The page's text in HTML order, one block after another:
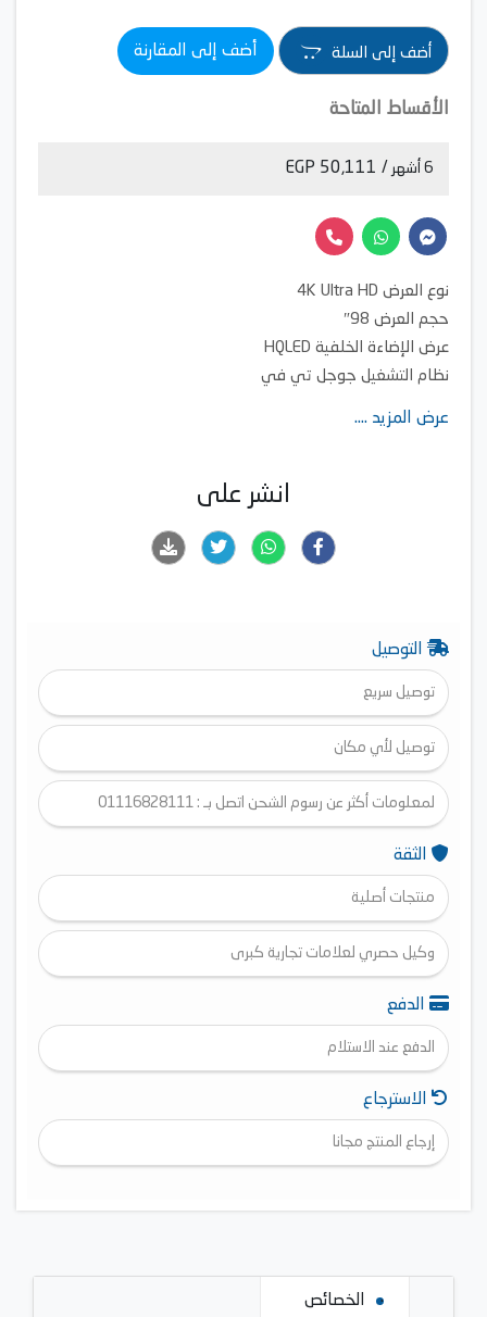
أضف إلى السلة أضف إلى المقارنة
الأقساط المتاحة
6 أشهر / 50,111 EGP
نوع العرض 4K Ultra HD
حجم العرض 98″
عرض الإضاءة الخلفية HQLED
نظام التشغيل جوجل تي في
العرض 239.00 سم (7.84 قدم)
عرض المزيد ....
انشر على
التوصيل
توصيل سريع
توصيل لأي مكان
لمعلومات أكثر عن رسوم الشحن اتصل بـ : 01116828111
الثقة
منتجات أصلية
وكيل حصري لعلامات تجارية كبرى
الدفع
الدفع عند الاستلام
الاسترجاع
إرجاع المنتج مجانا
الخصائص